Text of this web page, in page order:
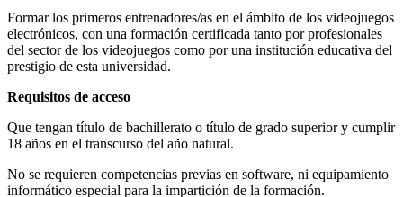
Formar los primeros entrenadores/as en el ámbito de los videojuegos
electrónicos, con una formación certificada tanto por profesionales
del sector de los videojuegos como por una institución educativa del
prestigio de esta universidad.
Requisitos de acceso
Que tengan título de bachillerato o título de grado superior y cumplir
18 años en el transcurso del año natural.
No se requieren competencias previas en software, ni equipamiento
informático especial para la impartición de la formación.